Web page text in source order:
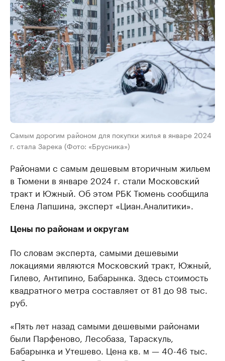
Самым дорогим районом для покупки жилья в январе 2024
г. стала Зарека (Фото: «Брусника»)
Районами с самым дешевым вторичным жильем
в Тюмени в январе 2024 г. стали Московский
тракт и Южный. Об этом РБК Тюмень сообщила
Елена Лапшина, эксперт «Циан.Аналитики».
Цены по районам и округам
По словам эксперта, самыми дешевыми
локациями являются Московский тракт, Южный,
Гилево, Антипино, Бабарынка. Здесь стоимость
квадратного метра составляет от 81 до 98 тыс.
руб.
«Пять лет назад самыми дешевыми районами
были Парфеново, Лесобаза, Тараскуль,
Бабарынка и Утешево. Цена кв. м — 40-46 тыс.